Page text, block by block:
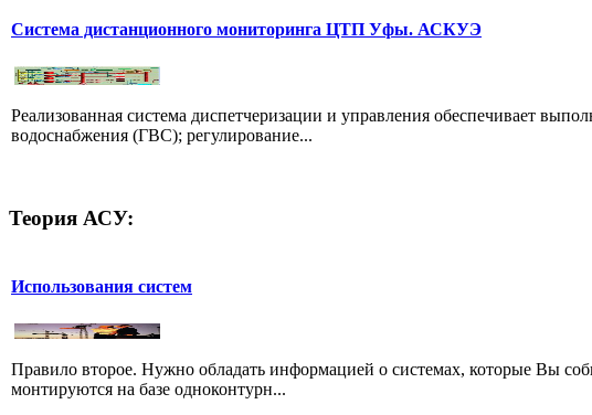
Система дистанционного мониторинга ЦТП Уфы. АСКУЭ
Реализованная система диспетчеризации и управления обеспечивает
водоснабжения (ГВС); регулирование...
Теория АСУ:
Использования систем
Правило второе. Нужно обладать информацией о системах, которые Вы
монтируются на базе одноконтурн...